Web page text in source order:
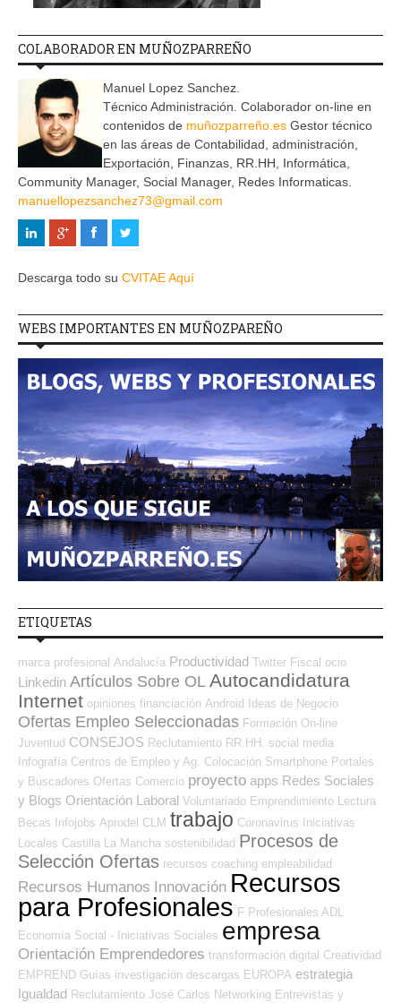
COLABORADOR EN MUÑOZPARREÑO
Manuel Lopez Sanchez.
Técnico Administración. Colaborador on-line en
contenidos de muñozparreño.es Gestor técnico
en las áreas de Contabilidad, administración,
Exportación, Finanzas, RR.HH, Informática,
Community Manager, Social Manager, Redes Informaticas.
manuellopezsanchez73@gmail.com
Descarga todo su CVITAE Aquí
WEBS IMPORTANTES EN MUÑOZPAREÑO
ETIQUETAS
marca profesional Andalucía Productividad Twitter Fiscal ocio
Linkedin Artículos Sobre OL Autocandidatura
Internet opiniones financiación Android Ideas de Negocio
Ofertas Empleo Seleccionadas Formación On-line
Juventud CONSEJOS Reclutamiento RR.HH.
social media
Infografía Centros de Empleo y Ag. Colocación Smartphone Portales
y Buscadores Ofertas Comercio proyecto apps Redes Sociales
y Blogs Orientación Laboral Voluntariado Emprendimiento Lectura
Becas Infojobs Aprodel CLM trabajo Coronavirus Iniciativas
Locales Castilla La Mancha sostenibilidad Procesos de
Selección Ofertas recursos coaching empleabilidad
Recursos Humanos Innovación Recursos
para Profesionales F Profesionales ADL
Economía Social - Iniciativas Sociales empresa
Orientación Emprendedores transformación digital Creatividad
EMPREND Guías investigación descargas EUROPA estrategia
Igualdad Reclutamiento José Carlos Networking Entrevistas y